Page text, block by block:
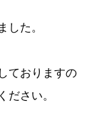
した。
ておりますの
ださい。